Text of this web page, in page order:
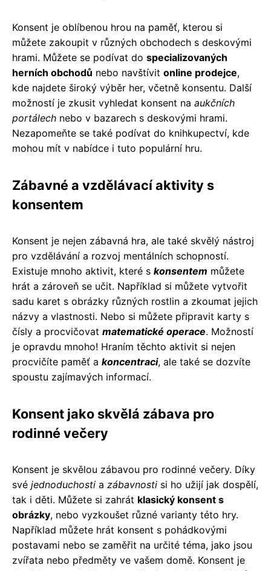
Konsent je oblíbenou hrou na paměť, kterou si
můžete zakoupit v různých obchodech s deskovými
hrami. Můžete se podívat do specializovaných
herních obchodů nebo navštívit online prodejce,
kde najdete široký výběr her, včetně konsentu. Další
možností je zkusit vyhledat konsent na aukčních
portálech nebo v bazarech s deskovými hrami.
Nezapomeňte se také podívat do knihkupectví, kde
mohou mít v nabídce i tuto populární hru.
Zábavné a vzdělávací aktivity s
konsentem
Konsent je nejen zábavná hra, ale také skvělý nástroj
pro vzdělávání a rozvoj mentálních schopností.
Existuje mnoho aktivit, které s konsentem můžete
hrát a zároveň se učit. Například si můžete vytvořit
sadu karet s obrázky různých rostlin a zkoumat jejich
názvy a vlastnosti. Nebo si můžete připravit karty s
čísly a procvičovat matematické operace. Možností
je opravdu mnoho! Hraním těchto aktivit si nejen
procvičíte paměť a koncentraci, ale také se dozvíte
spoustu zajímavých informací.
Konsent jako skvělá zábava pro
rodinné večery
Konsent je skvělou zábavou pro rodinné večery. Díky
své jednoduchosti a zábavnosti si ho užijí jak dospělí,
tak i děti. Můžete si zahrát klasický konsent s
obrázky, nebo vyzkoušet různé varianty této hry.
Například můžete hrát konsent s pohádkovými
postavami nebo se zaměřit na určité téma, jako jsou
zvířata nebo předměty ve vašem domě. Konsent je